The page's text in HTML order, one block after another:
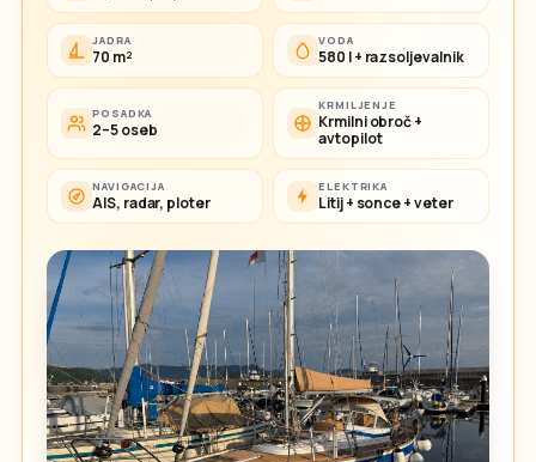
JADRA
70 m²
VODA
580 l + razsoljevalnik
POSADKA
2–5 oseb
KRMILJENJE
Krmilni obroč +
avtopilot
NAVIGACIJA
AIS, radar, ploter
ELEKTRIKA
Litij + sonce + veter